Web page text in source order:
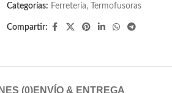
Categorías: Ferretería, Termofusoras
Compartir:
(0)ENVÍO & ENTREGA